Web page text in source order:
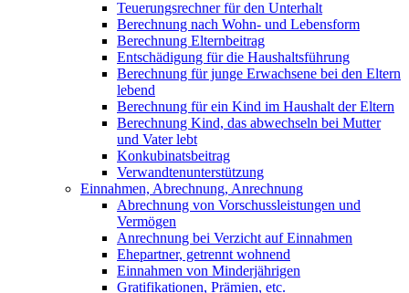
Teuerungsrechner für den Unterhalt
Berechnung nach Wohn- und Lebensform
Berechnung Elternbeitrag
Entschädigung für die Haushaltsführung
Berechnung für junge Erwachsene bei den Eltern
lebend
Berechnung für ein Kind im Haushalt der Eltern
Berechnung Kind, das abwechseln bei Mutter
und Vater lebt
Konkubinatsbeitrag
Verwandtenunterstützung
Einnahmen, Abrechnung, Anrechnung
Abrechnung von Vorschussleistungen und
Vermögen
Anrechnung bei Verzicht auf Einnahmen
Ehepartner, getrennt wohnend
Einnahmen von Minderjährigen
Gratifikationen, Prämien, etc.